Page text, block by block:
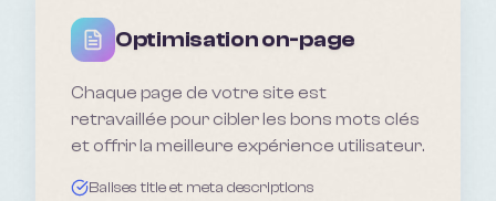
Optimisation on-page
Chaque page de votre site est
retravaillée pour cibler les bons mots clés
et offrir la meilleure expérience utilisateur.
Balises title et meta descriptions